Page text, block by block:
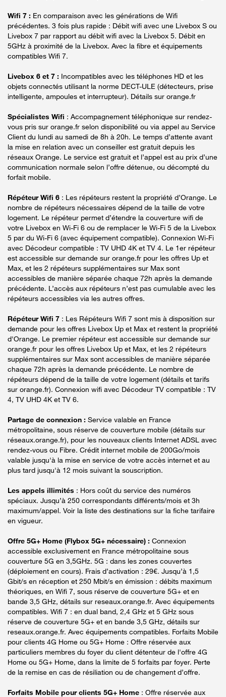
Wifi 7 : En comparaison avec les générations de Wifi
précédentes. 3 fois plus rapide : Débit wifi avec une Livebox S ou
Livebox 7 par rapport au débit wifi avec la Livebox 5. Débit en
5GHz à proximité de la Livebox. Avec la fibre et équipements
compatibles Wifi 7.
Livebox 6 et 7 : Incompatibles avec les téléphones HD et les
objets connectés utilisant la norme DECT-ULE (détecteurs, prise
intelligente, ampoules et interrupteur). Détails sur orange.fr
Spécialistes Wifi : Accompagnement téléphonique sur rendez-
vous pris sur orange.fr selon disponibilité ou via appel au Service
Client du lundi au samedi de 8h à 20h. Le temps d’attente avant
la mise en relation avec un conseiller est gratuit depuis les
réseaux Orange. Le service est gratuit et l’appel est au prix d’une
communication normale selon l’offre détenue, ou décompté du
forfait mobile.
Répéteur Wifi 6 : Les répéteurs restent la propriété d’Orange. Le
nombre de répéteurs nécessaires dépend de la taille de votre
logement. Le répéteur permet d’étendre la couverture wifi de
votre Livebox en Wi-Fi 6 ou de remplacer le Wi-Fi 5 de la Livebox
5 par du Wi-Fi 6 (avec équipement compatible). Connexion Wi-Fi
avec Décodeur compatible : TV UHD 4K et TV 4. Le 1er répéteur
est accessible sur demande sur orange.fr pour les offres Up et
Max, et les 2 répéteurs supplémentaires sur Max sont
accessibles de manière séparée chaque 72h après la demande
précédente. L’accès aux répéteurs n’est pas cumulable avec les
répéteurs accessibles via les autres offres.
Répéteur Wifi 7 : Les Répéteurs Wifi 7 sont mis à disposition sur
demande pour les offres Livebox Up et Max et restent la propriété
d'Orange. Le premier répéteur est accessible sur demande sur
orange.fr pour les offres Livebox Up et Max, et les 2 répéteurs
supplémentaires sur Max sont accessibles de manière séparée
chaque 72h après la demande précédente. Le nombre de
répéteurs dépend de la taille de votre logement (détails et tarifs
sur orange.fr). Connexion wifi avec Décodeur TV compatible : TV
4, TV UHD 4K et TV 6.
Partage de connexion : Service valable en France
métropolitaine, sous réserve de couverture mobile (détails sur
réseaux.orange.fr), pour les nouveaux clients Internet ADSL avec
rendez-vous ou Fibre. Crédit internet mobile de 200Go/mois
valable jusqu'à la mise en service de votre accès internet et au
plus tard jusqu'à 12 mois suivant la souscription.
Les appels illimités : Hors coût du service des numéros
spéciaux. Jusqu’à 250 correspondants différents/mois et 3h
maximum/appel. Voir la liste des destinations sur la fiche tarifaire
en vigueur.
Offre 5G+ Home (Flybox 5G+ nécessaire) : Connexion
accessible exclusivement en France métropolitaine sous
couverture 5G en 3,5GHz. 5G : dans les zones couvertes
(déploiement en cours). Frais d’activation : 29€. Jusqu’à 1,5
Gbit/s en réception et 250 Mbit/s en émission : débits maximum
théoriques, en Wifi 7, sous réserve de couverture 5G+ et en
bande 3,5 GHz, détails sur reseaux.orange.fr. Avec équipements
compatibles. Wifi 7 : en dual band, 2,4 GHz et 5 GHz sous
réserve de couverture 5G+ et en bande 3,5 GHz, détails sur
reseaux.orange.fr. Avec équipements compatibles. Forfaits Mobile
pour clients 4G Home ou 5G+ Home : Offre réservée aux
particuliers membres du foyer du client détenteur de l'offre 4G
Home ou 5G+ Home, dans la limite de 5 forfaits par foyer. Perte
de la remise en cas de résiliation ou de changement d’offre.
Forfaits Mobile pour clients 5G+ Home : Offre réservée aux